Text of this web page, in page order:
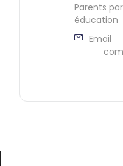
Parents
éducation
Email